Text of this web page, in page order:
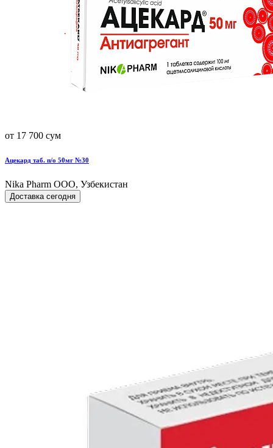
от 17 700 сум
Ацекард таб. п/о 50мг №30
Nika Pharm ООО, Узбекистан
Доставка сегодня